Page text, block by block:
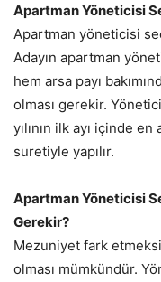
Apartman Yöneticisi
Apartman yöneticisi
Adayın apartman
hem arsa payı
olması gerekir.
yılının ilk ayı içinde
suretiyle yapılır.
Apartman Yöneticisi
Gerekir?
Mezuniyet fark
olması mümkündür.